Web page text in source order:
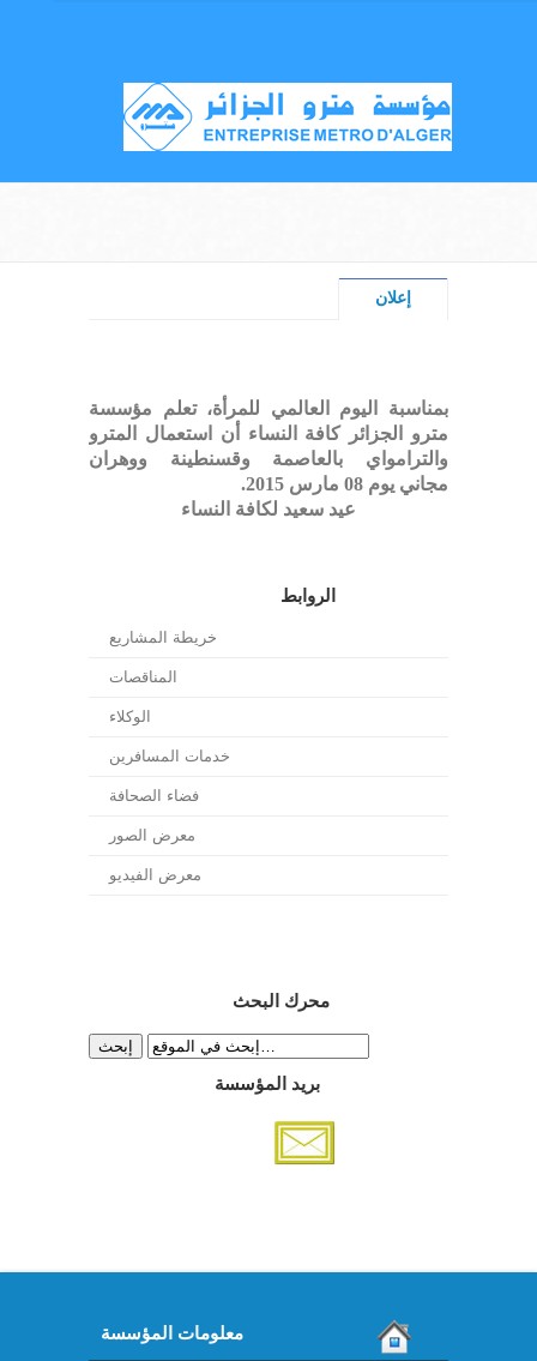
إعلان
بمناسبة اليوم العالمي للمرأة، تعلم مؤسسة
مترو الجزائر كافة النساء أن استعمال المترو
والترامواي بالعاصمة وقسنطينة ووهران
مجاني يوم 08 مارس 2015.
عيد سعيد لكافة النساء
الروابط
خريطة المشاريع
المناقصات
الوكلاء
خدمات المسافرين
فضاء الصحافة
معرض الصور
معرض الفيديو
محرك البحث
بريد المؤسسة
معلومات المؤسسة